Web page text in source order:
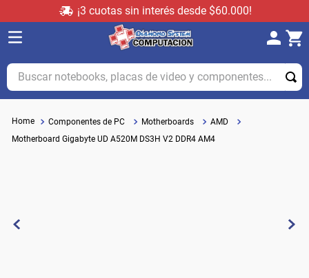
¡3 cuotas sin interés desde $60.000!
Buscar notebooks, placas de video y componentes...
Componentes de PC Motherboards
AMD
Motherboard Gigabyte UD A520M DS3H V2 DDR4 AM4